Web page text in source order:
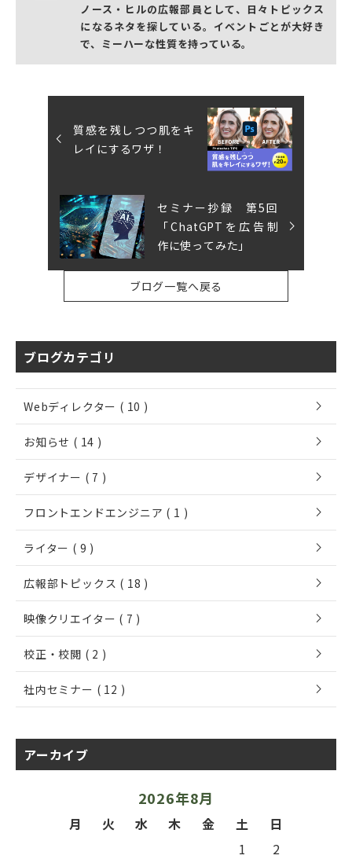
ノース・ヒルの広報部員として、日々トピックス
になるネタを探している。イベントごとが大好き
で、ミーハーな性質を持っている。
質感を残しつつ肌をキ
レイにするワザ！
セミナー抄録 第5回
「ChatGPTを広告制
作に使ってみた」
ブログ一覧へ戻る
ブログカテゴリ
Webディレクター ( 10 ) chevron_right
お知らせ ( 14 ) chevron_right
デザイナー ( 7 ) chevron_right
フロントエンドエンジニア ( 1 ) chevron_right
ライター ( 9 ) chevron_right
広報部トピックス ( 18 ) chevron_right
映像クリエイター ( 7 ) chevron_right
校正・校閲 ( 2 ) chevron_right
社内セミナー ( 12 ) chevron_right
アーカイブ
2026年8月
月 火 水 木 金 土
日
1
2